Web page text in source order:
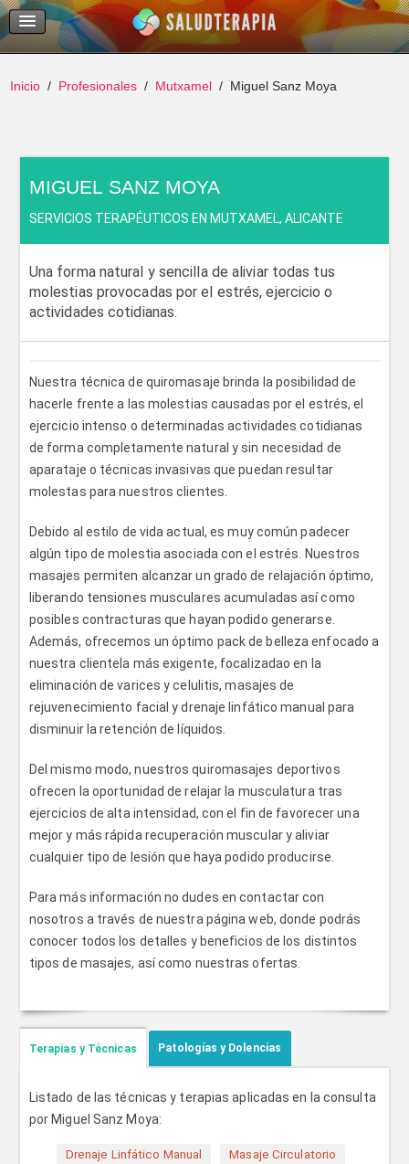
Temas Recientes
Buscar
Inicio Profesionales Mutxamel Miguel Sanz Moya
MIGUEL SANZ MOYA
SERVICIOS TERAPÉUTICOS EN MUTXAMEL, ALICANTE
Una forma natural y sencilla de aliviar todas tus
molestias provocadas por el estrés, ejercicio o
actividades cotidianas.
Nuestra técnica de quiromasaje brinda la posibilidad de
hacerle frente a las molestias causadas por el estrés, el
ejercicio intenso o determinadas actividades cotidianas
de forma completamente natural y sin necesidad de
aparataje o técnicas invasivas que puedan resultar
molestas para nuestros clientes.
Debido al estilo de vida actual, es muy común padecer
algún tipo de molestia asociada con el estrés. Nuestros
masajes permiten alcanzar un grado de relajación óptimo,
liberando tensiones musculares acumuladas así como
posibles contracturas que hayan podido generarse.
Además, ofrecemos un óptimo pack de belleza enfocado a
nuestra clientela más exigente, focalizadao en la
eliminación de varices y celulitis, masajes de
rejuvenecimiento facial y drenaje linfático manual para
disminuir la retención de líquidos.
Del mismo modo, nuestros quiromasajes deportivos
ofrecen la oportunidad de relajar la musculatura tras
ejercicios de alta intensidad, con el fin de favorecer una
mejor y más rápida recuperación muscular y aliviar
cualquier tipo de lesión que haya podido producirse.
Para más información no dudes en contactar con
nosotros a través de nuestra página web, donde podrás
conocer todos los detalles y beneficios de los distintos
tipos de masajes, así como nuestras ofertas.
Terapias y Técnicas Patologías y Dolencias
Listado de las técnicas y terapias aplicadas en la consulta
por Miguel Sanz Moya:
Drenaje Linfático Manual Masaje Circulatorio